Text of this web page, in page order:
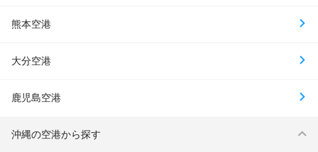
熊本空港
大分空港
鹿児島空港
沖縄の空港から探す